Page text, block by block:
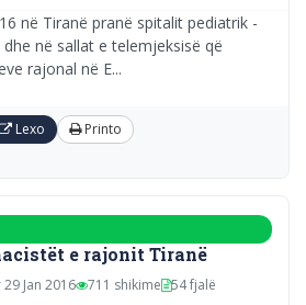
në Tiranë pranë spitalit pediatrik -
në sallat e telemjeksisë që
rajonal në E...
Lexo Printo
e rajonit Tiranë
Jan 2016 711 shikime 54 fjalë